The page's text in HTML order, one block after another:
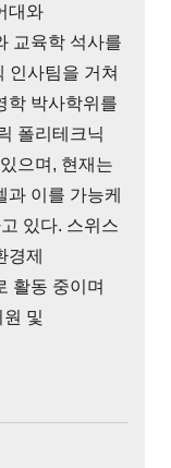
대와
교육학 석사를
인사팀을 거쳐
학 박사학위를
폴리테크닉
으며, 현재는
이를 가능케
있다. 스위스
경제
활동 중이며
및